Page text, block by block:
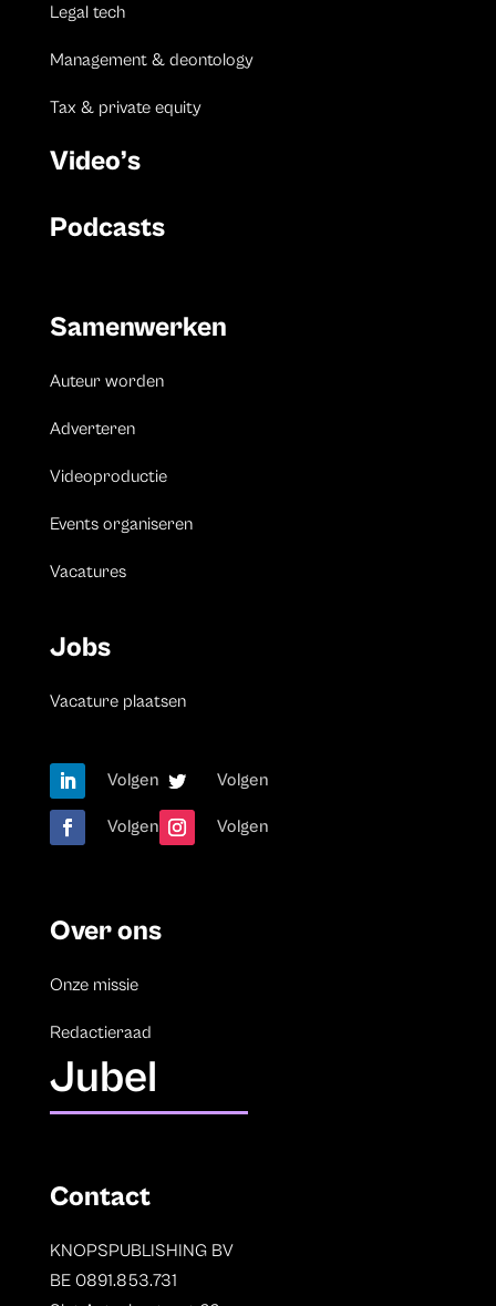
Legal tech
Management & deontology
Tax & private equity
Video’s
Podcasts
Samenwerken
Auteur worden
Adverteren
Videoproductie
Events organiseren
Vacatures
Jobs
Vacature plaatsen
Volgen Volgen
Volgen Volgen
Over ons
Onze missie
Redactieraad
Jubel
Contact
KNOPSPUBLISHING BV
BE 0891.853.731